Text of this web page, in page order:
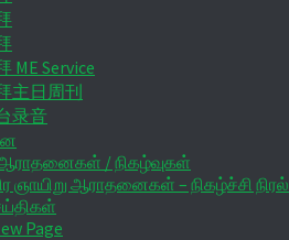
ME Service
主日周刊
录音
/ நிகழ்வுகள்
ஞாயிறு ஆராதனைகள் – நிகழ்ச்சி நிரல்
Page